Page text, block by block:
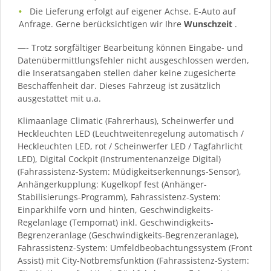
Die Lieferung erfolgt auf eigener Achse. E-Auto auf
Anfrage. Gerne berücksichtigen wir Ihre Wunschzeit .
—- Trotz sorgfältiger Bearbeitung können Eingabe- und
Datenübermittlungsfehler nicht ausgeschlossen werden,
die Inseratsangaben stellen daher keine zugesicherte
Beschaffenheit dar. Dieses Fahrzeug ist zusätzlich
ausgestattet mit u.a.
Klimaanlage Climatic (Fahrerhaus), Scheinwerfer und
Heckleuchten LED (Leuchtweitenregelung automatisch /
Heckleuchten LED, rot / Scheinwerfer LED / Tagfahrlicht
LED), Digital Cockpit (Instrumentenanzeige Digital)
(Fahrassistenz-System: Müdigkeitserkennungs-Sensor),
Anhängerkupplung: Kugelkopf fest (Anhänger-
Stabilisierungs-Programm), Fahrassistenz-System:
Einparkhilfe vorn und hinten, Geschwindigkeits-
Regelanlage (Tempomat) inkl. Geschwindigkeits-
Begrenzeranlage (Geschwindigkeits-Begrenzeranlage),
Fahrassistenz-System: Umfeldbeobachtungssystem (Front
Assist) mit City-Notbremsfunktion (Fahrassistenz-System: